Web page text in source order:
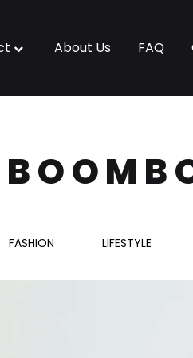
About Us FAQ
FASHION LIFESTYLE